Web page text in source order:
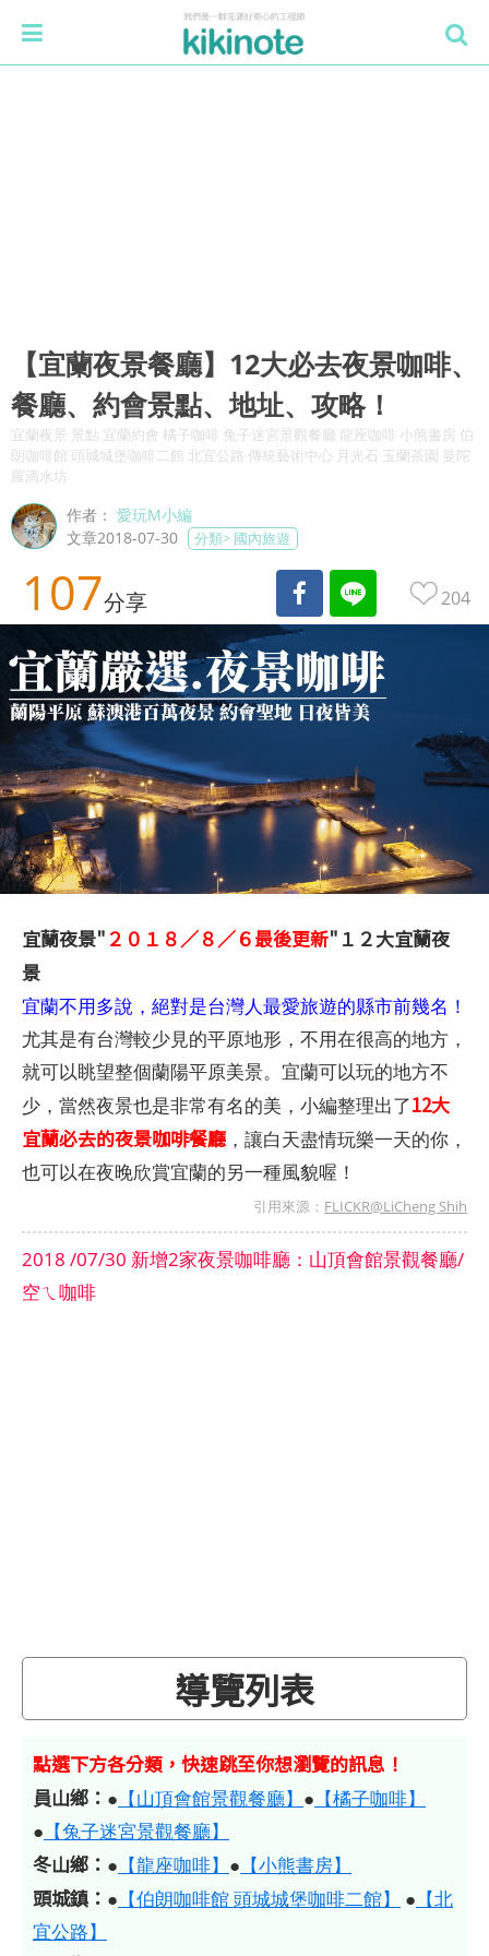
【宜蘭夜景餐廳】12大必去夜景咖啡、
餐廳、約會景點、地址、攻略！
宜蘭夜景 景點 宜蘭約會 橘子咖啡 兔子迷宮景觀餐廳 龍座咖啡 小熊書房 伯
朗咖啡館 頭城城堡咖啡二館 北宜公路 傳統藝術中心 月光石 玉蘭茶園 曼陀
羅滴水坊
作者：愛玩M小編
文章2018-07-30
分類> 國內旅遊
107分享 204
宜蘭夜景" ２０１８／８／６最後更新"１２大宜蘭夜
景
宜蘭不用多說，絕對是台灣人最愛旅遊的縣市前幾名！
尤其是有台灣較少見的平原地形，不用在很高的地方，
就可以眺望整個蘭陽平原美景。宜蘭可以玩的地方不
少，當然夜景也是非常有名的美，小編整理出了12大
宜蘭必去的夜景咖啡餐廳 ，讓白天盡情玩樂一天的你，
也可以在夜晚欣賞宜蘭的另一種風貌喔！
引用來源： FLICKR@LiCheng Shih
2018 /07/30 新增2家夜景咖啡廳：山頂會館景觀餐廳/
空ㄟ咖啡
導覽列表
點選下方各分類，快速跳至你想瀏覽的訊息！
員山鄉： ● 【山頂會館景觀餐廳】 ● 【橘子咖啡】
● 【兔子迷宮景觀餐廳】
冬山鄉： ● 【龍座咖啡】 ● 【小熊書房】
頭城鎮： ● 【伯朗咖啡館 頭城城堡咖啡二館】 ● 【北
宜公路】